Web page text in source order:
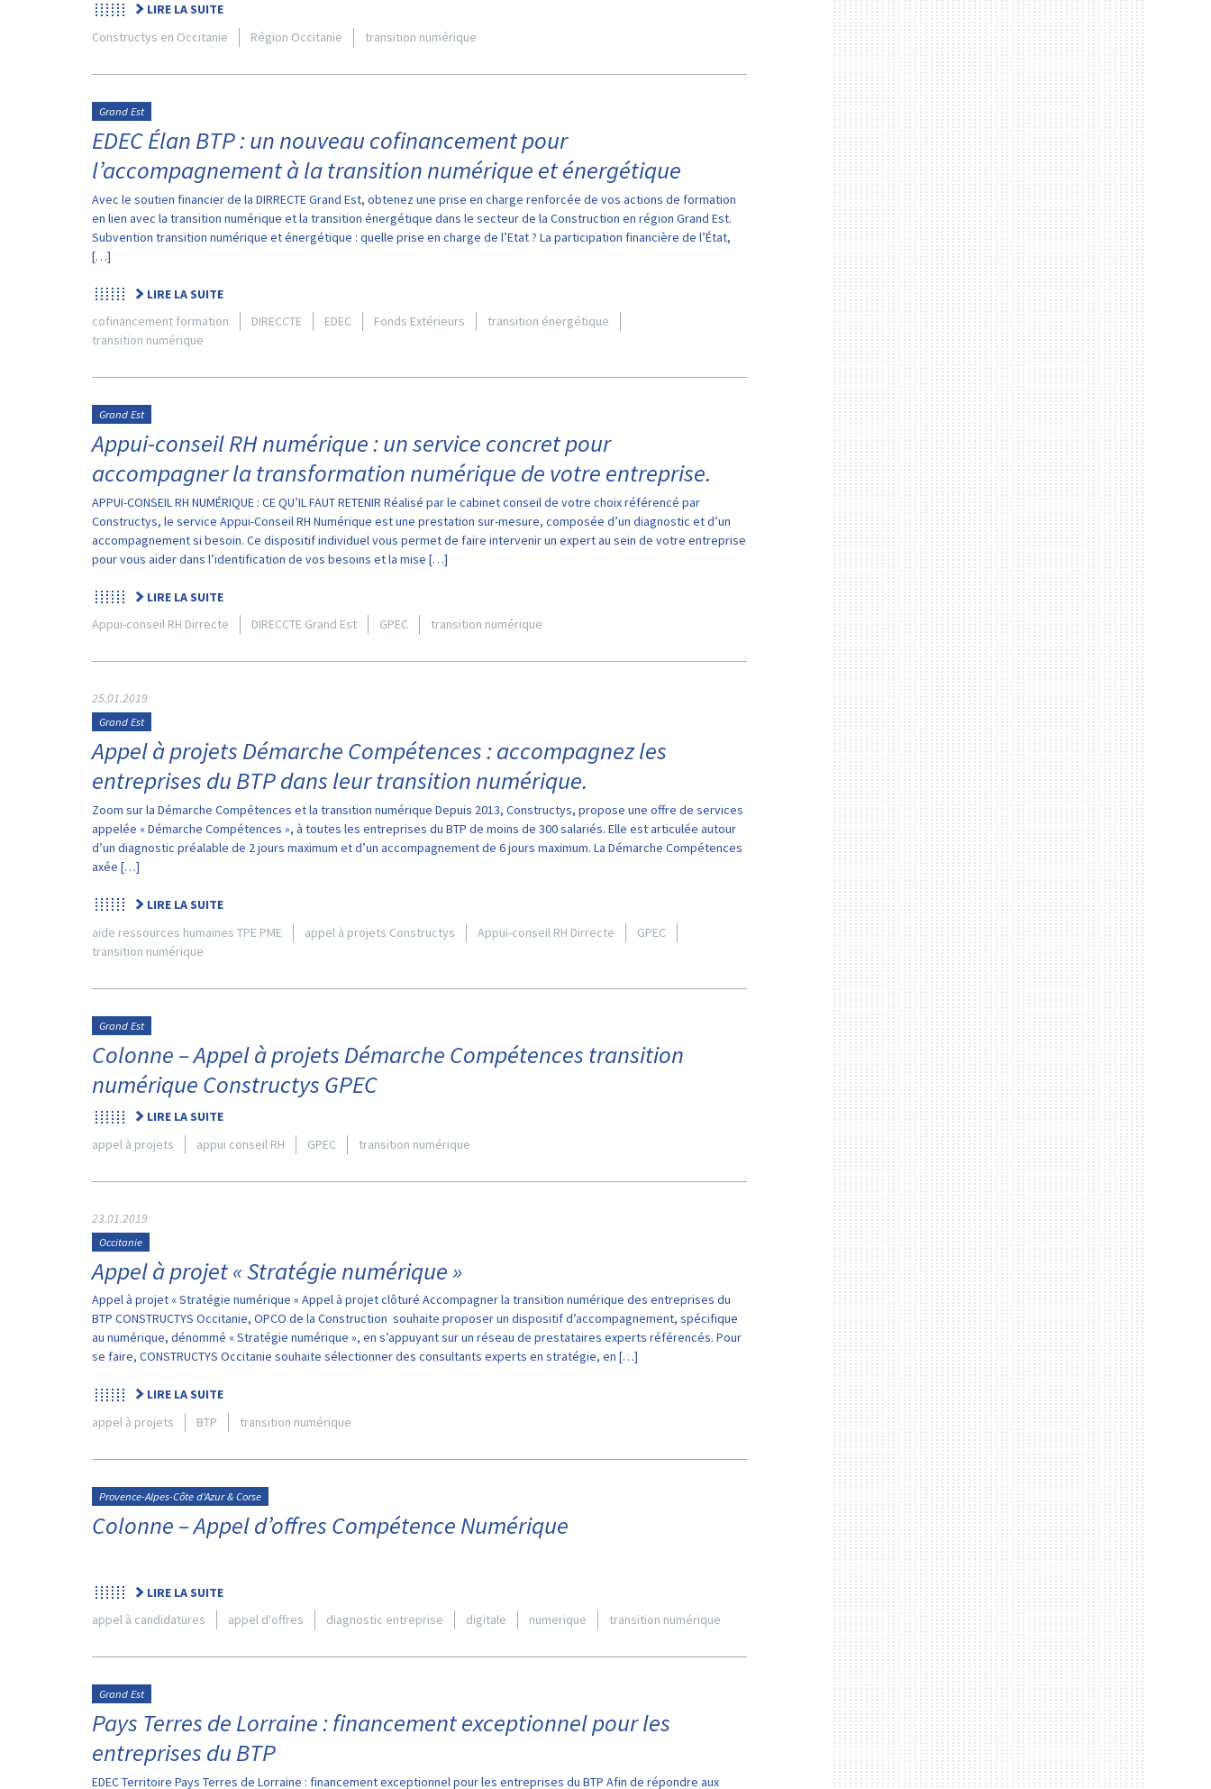
LIRE LA SUITE
Constructys en Occitanie
Région Occitanie transition numérique
Grand Est
EDEC Élan BTP : un nouveau cofinancement pour
l’accompagnement à la transition numérique et énergétique
Avec le soutien financier de la DIRRECTE Grand Est, obtenez une prise en charge renforcée de vos actions de formation
en lien avec la transition numérique et la transition énergétique dans le secteur de la Construction en région Grand Est.
Subvention transition numérique et énergétique : quelle prise en charge de l’Etat ? La participation financière de l’État,
[…]
LIRE LA SUITE
cofinancement formation
DIRECCTE EDEC Fonds Extérieurs
transition énergétique
transition numérique
Grand Est
Appui-conseil RH numérique : un service concret pour
accompagner la transformation numérique de votre entreprise.
APPUI-CONSEIL RH NUMÉRIQUE : CE QU’IL FAUT RETENIR Réalisé par le cabinet conseil de votre choix référencé par
Constructys, le service Appui-Conseil RH Numérique est une prestation sur-mesure, composée d’un diagnostic et d’un
accompagnement si besoin. Ce dispositif individuel vous permet de faire intervenir un expert au sein de votre entreprise
pour vous aider dans l’identification de vos besoins et la mise […]
LIRE LA SUITE
Appui-conseil RH Dirrecte
DIRECCTE Grand Est GPEC transition numérique
25.01.2019
Grand Est
Appel à projets Démarche Compétences : accompagnez les
entreprises du BTP dans leur transition numérique.
Zoom sur la Démarche Compétences et la transition numérique Depuis 2013, Constructys, propose une offre de services
appelée « Démarche Compétences », à toutes les entreprises du BTP de moins de 300 salariés. Elle est articulée autour
d’un diagnostic préalable de 2 jours maximum et d’un accompagnement de 6 jours maximum. La Démarche Compétences
axée […]
LIRE LA SUITE
aide ressources humaines TPE PME
appel à projets Constructys Appui-conseil RH Dirrecte
GPEC
transition numérique
Grand Est
Colonne – Appel à projets Démarche Compétences transition
numérique Constructys GPEC
LIRE LA SUITE
appel à projets
appui conseil RH GPEC transition numérique
23.01.2019
Occitanie
Appel à projet « Stratégie numérique »
Appel à projet « Stratégie numérique » Appel à projet clôturé Accompagner la transition numérique des entreprises du
BTP CONSTRUCTYS Occitanie, OPCO de la Construction souhaite proposer un dispositif d’accompagnement, spécifique
au numérique, dénommé « Stratégie numérique », en s’appuyant sur un réseau de prestataires experts référencés. Pour
se faire, CONSTRUCTYS Occitanie souhaite sélectionner des consultants experts en stratégie, en […]
LIRE LA SUITE
appel à projets
BTP transition numérique
Provence-Alpes-Côte d'Azur & Corse
Colonne – Appel d’offres Compétence Numérique
LIRE LA SUITE
appel à candidatures
appel d'offres diagnostic entreprise digitale numerique transition numérique
Grand Est
Pays Terres de Lorraine : financement exceptionnel pour les
entreprises du BTP
EDEC Territoire Pays Terres de Lorraine : financement exceptionnel pour les entreprises du BTP Afin de répondre aux